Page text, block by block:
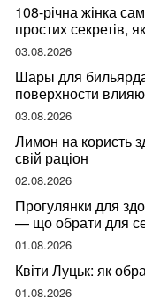
108-річна жінка
простих секретів,
03.08.2026
Шары для
поверхности
03.08.2026
Лимон на користь
свій раціон
02.08.2026
Прогулянки для
— що обрати для
01.08.2026
Квіти Луцьк: як
01.08.2026